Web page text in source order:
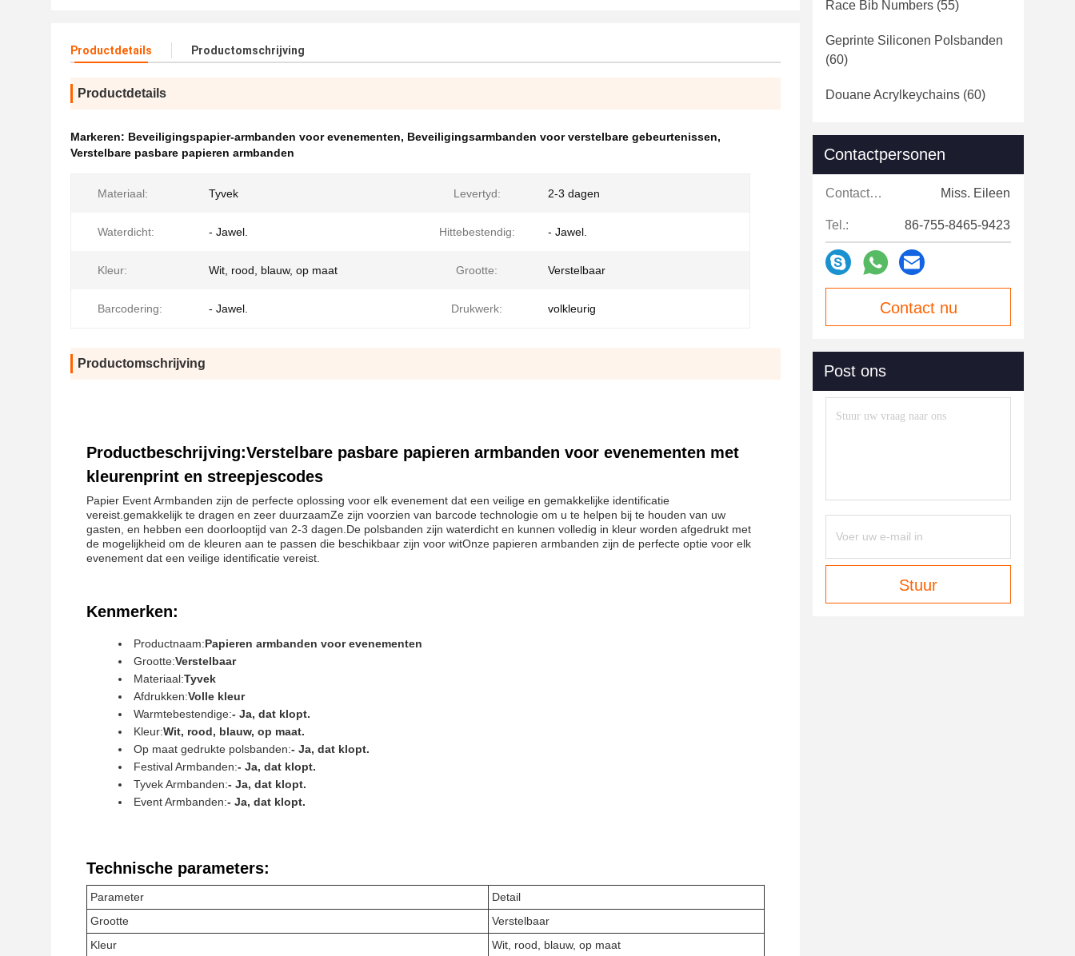
Productdetails Productomschrijving
Productdetails
Markeren: Beveiligingspapier-armbanden voor evenementen, Beveiligingsarmbanden voor verstelbare gebeurtenissen,
Verstelbare pasbare papieren armbanden
Materiaal: Tyvek Levertyd: 2-3 dagen
Waterdicht: - Jawel. Hittebestendig: - Jawel.
Kleur: Wit, rood, blauw, op maat Grootte: Verstelbaar
Barcodering: - Jawel. Drukwerk: volkleurig
Productomschrijving
Productbeschrijving:Verstelbare pasbare papieren armbanden voor evenementen met
kleurenprint en streepjescodes
Papier Event Armbanden zijn de perfecte oplossing voor elk evenement dat een veilige en gemakkelijke identificatie
vereist.gemakkelijk te dragen en zeer duurzaamZe zijn voorzien van barcode technologie om u te helpen bij te houden van uw
gasten, en hebben een doorlooptijd van 2-3 dagen.De polsbanden zijn waterdicht en kunnen volledig in kleur worden afgedrukt met
de mogelijkheid om de kleuren aan te passen die beschikbaar zijn voor witOnze papieren armbanden zijn de perfecte optie voor elk
evenement dat een veilige identificatie vereist.
Kenmerken:
Productnaam:Papieren armbanden voor evenementen
Grootte:Verstelbaar
Materiaal:Tyvek
Afdrukken:Volle kleur
Warmtebestendige:- Ja, dat klopt.
Kleur:Wit, rood, blauw, op maat.
Op maat gedrukte polsbanden:- Ja, dat klopt.
Festival Armbanden:- Ja, dat klopt.
Tyvek Armbanden:- Ja, dat klopt.
Event Armbanden:- Ja, dat klopt.
Technische parameters:
Parameter
Detail
Grootte
Verstelbaar
Kleur
Wit, rood, blauw, op maat
Race Bib Numbers (55)
Geprinte Siliconen Polsbanden
(60)
Douane Acrylkeychains (60)
Contactpersonen
Contactpersonen: Miss. Eileen
Tel.: 86-755-8465-9423
Contact nu
Post ons
Stuur